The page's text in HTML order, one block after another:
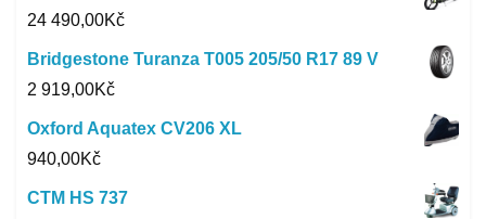
24 490,00Kč
Bridgestone Turanza T005 205/50 R17 89 V
2 919,00Kč
Oxford Aquatex CV206 XL
940,00Kč
CTM HS 737